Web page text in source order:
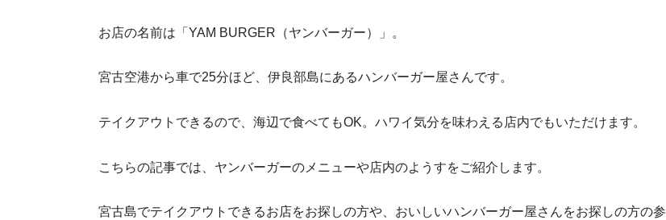
お店の名前は「YAM BURGER（ヤンバーガー）」。
宮古空港から車で25分ほど、伊良部島にあるハンバーガー屋さんです。
テイクアウトできるので、海辺で食べてもOK。ハワイ気分を味わえる店内でもいただけます。
こちらの記事では、ヤンバーガーのメニューや店内のようすをご紹介します。
宮古島でテイクアウトできるお店をお探しの方や、おいしいハンバーガー屋さんをお探しの方の参